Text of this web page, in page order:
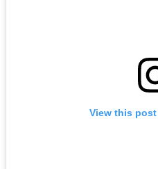
View this